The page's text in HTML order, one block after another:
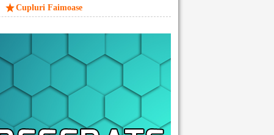
Cupluri Faimoase